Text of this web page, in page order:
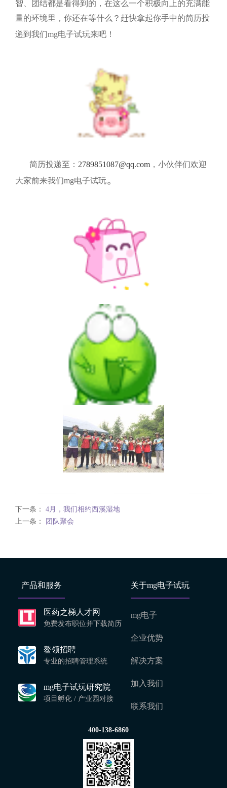
智、团结都是看得到的，在这么一个积极向上的充满能
量的环境里，你还在等什么？赶快拿起你手中的简历投
递到我们mg电子试玩来吧！
简历投递至： 2789851087@qq.com ，小伙伴们欢迎
大家前来我们mg电子试玩。
下一条： 4月，我们相约西溪湿地
上一条：
团队聚会
产品和服务
医药之梯人才网
免费发布职位并下载简历
鳌领招聘
专业的招聘管理系统
mg电子试玩研究院
项目孵化 / 产业园对接
关于mg电子试玩
mg电子
企业优势
解决方案
加入我们
联系我们
400-138-6860